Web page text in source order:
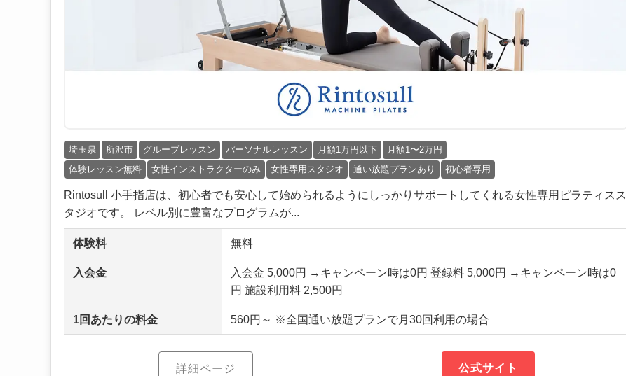
埼玉県 所沢市 グループレッスン パーソナルレッスン 月額1万円以下
月額1〜2万円
体験レッスン無料
女性インストラクターのみ 女性専用スタジオ 通い放題プランあり 初心者専用
Rintosull 小手指店は、初心者でも安心して始められるようにしっかりサポートしてくれる女性専用ピラティスス
タジオです。 レベル別に豊富なプログラムが...
体験料 無料
入会金
入会金 5,000円 →キャンペーン時は0円 登録料 5,000円 →キャンペーン時は0
円 施設利用料 2,500円
1回あたりの料金 560円～ ※全国通い放題プランで月30回利用の場合
詳細ページ 公式サイト